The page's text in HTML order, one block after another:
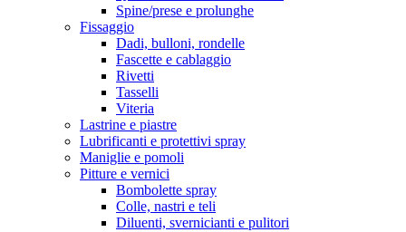
Spine/prese e prolunghe
Fissaggio
Dadi, bulloni, rondelle
Fascette e cablaggio
Rivetti
Tasselli
Viteria
Lastrine e piastre
Lubrificanti e protettivi spray
Maniglie e pomoli
Pitture e vernici
Bombolette spray
Colle, nastri e teli
Diluenti, svernicianti e pulitori